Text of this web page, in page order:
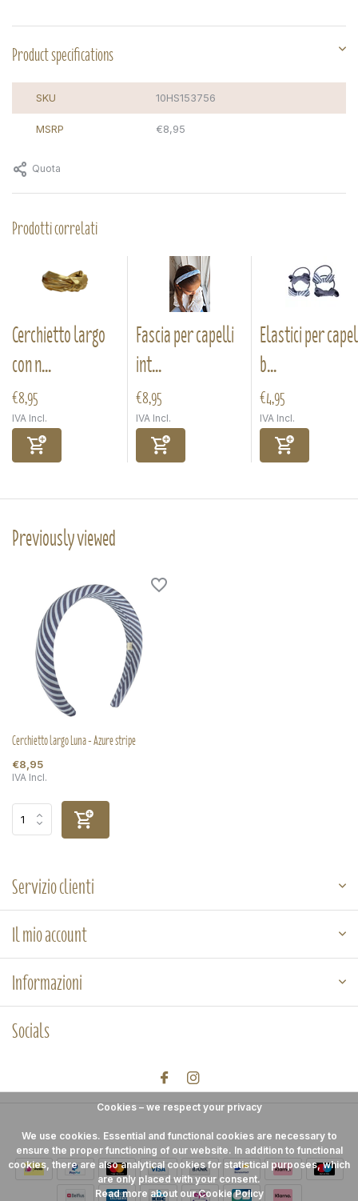
Product specifications
SKU 10HS153756
MSRP €8,95
Quota
Prodotti correlati
Cerchietto largo
con n...
€8,95
IVA Incl.
Fascia per capelli
int...
€8,95
IVA Incl.
Elastici per
b...
€4,95
IVA Incl.
Previously viewed
Cerchietto largo Luna - Azure stripe
€8,95
IVA Incl.
Servizio clienti
Il mio account
Informazioni
Socials
Cookies – we respect your privacy
We use cookies. Essential and functional cookies are necessary to
ensure the proper functioning of our website. In addition to functional
cookies, there are also analytical cookies for statistical purposes, which
are only placed with your consent.
Read more about our Cookie Policy